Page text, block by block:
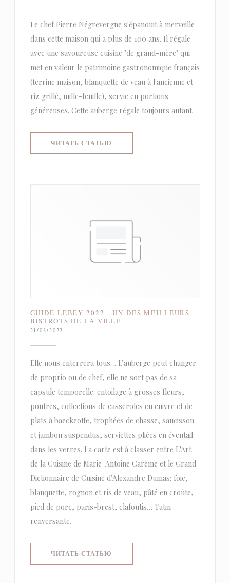
Le chef Pierre Négrevergne s'épanouit à merveille
dans cette maison qui a plus de 100 ans. Il régale
avec une savoureuse cuisine "de grand-mère" qui
met en valeur le patrimoine gastronomique français
(terrine maison, blanquette de veau à l'ancienne et
riz grillé, mille-feuille), servie en portions
généreuses. Cette auberge régale toujours autant.
ЧИТАТЬ СТАТЬЮ
GUIDE LEBEY 2022 - UN DES MEILLEURS
BISTROTS DE LA VILLE
21/03/2022
Elle nous enterrera tous… L’auberge peut changer
de proprio ou de chef, elle ne sort pas de sa
capsule temporelle: entoilage à grosses fleurs,
poutres, collections de casseroles en cuivre et de
plats à baeckeoffe, trophées de chasse, saucisson
et jambon suspendus, serviettes pliées en éventail
dans les verres. La carte est à classer entre L'Art
de la Cuisine de Marie-Antoine Carême et le Grand
Dictionnaire de Cuisine d’Alexandre Dumas: foie,
blanquette, rognon et ris de veau, pâté en croûte,
pied de porc, paris-brest, clafoutis… Tatin
renversante.
ЧИТАТЬ СТАТЬЮ